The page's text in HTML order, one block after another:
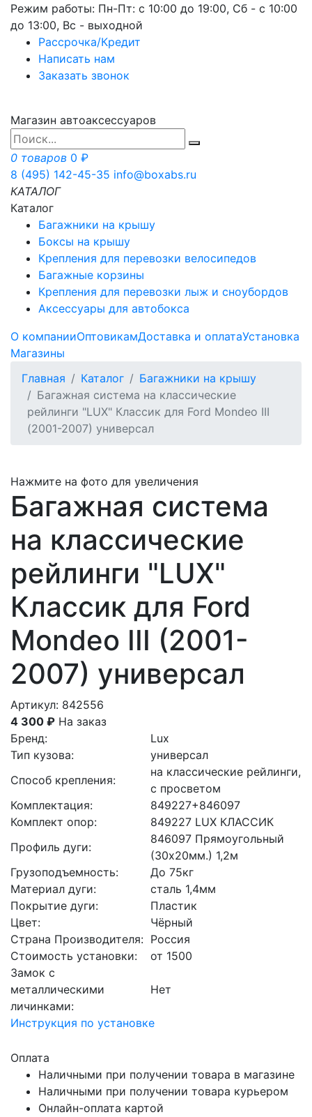
Режим работы: Пн-Пт: с 10:00 до 19:00, Сб - с 10:00
до 13:00, Вс - выходной
Рассрочка/Кредит
Написать нам
Заказать звонок
Магазин автоаксессуаров
0 товаров 0 ₽
8 (495) 142-45-35 info@boxabs.ru
КАТАЛОГ
Каталог
Багажники на крышу
Боксы на крышу
Крепления для перевозки велосипедов
Багажные корзины
Крепления для перевозки лыж и сноубордов
Аксессуары для автобокса
О компанииОптовикамДоставка и оплатаУстановка
Магазины
Главная
Каталог
Багажники на крышу
Багажная система на классические
рейлинги "LUX" Классик для Ford Mondeo III
(2001-2007) универсал
Нажмите на фото для увеличения
Багажная система
на классические
рейлинги "LUX"
Классик для Ford
Mondeo III (2001-
2007) универсал
Артикул: 842556
4 300 ₽ На заказ
Бренд:
Lux
Тип кузова:
универсал
Способ крепления:
на классические рейлинги,
с просветом
Комплектация:
849227+846097
Комплект опор:
849227 LUX КЛАССИК
Профиль дуги:
846097 Прямоугольный
(30x20мм.) 1,2м
Грузоподъемность:
До 75кг
Материал дуги:
сталь 1,4мм
Покрытие дуги:
Пластик
Цвет:
Чёрный
Страна Производителя: Россия
Стоимость установки:
от 1500
Замок с
металлическими
личинками:
Нет
Инструкция по установке
Оплата
Наличными при получении товара в магазине
Наличными при получении товара курьером
Онлайн-оплата картой